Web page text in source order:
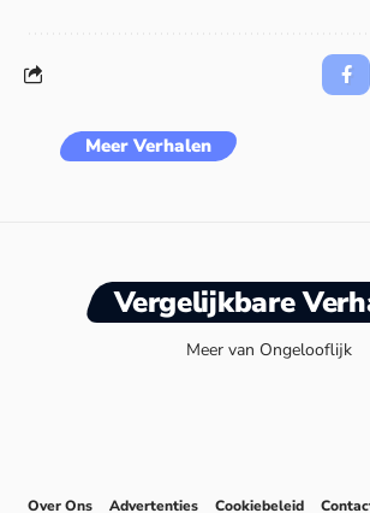
Meer Verhalen
Vergelijkbare
Meer van Ongelooflijk
Over Ons Advertenties Cookiebeleid